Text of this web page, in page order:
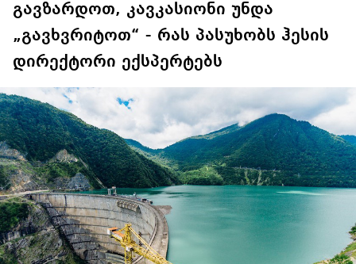
გავზარდოთ, კავკასიონი უნდა
„გავხვრიტოთ“ - რას პასუხობს ჰესის
დირექტორი ექსპერტებს